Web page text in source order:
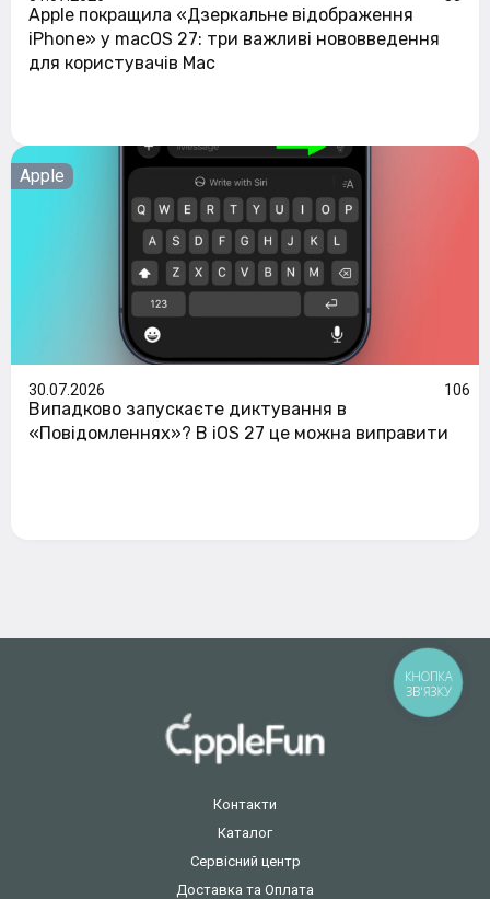
Apple покращила «Дзеркальне відображення
iPhone» у macOS 27: три важливі нововведення
для користувачів Mac
Apple
30.07.2026 106
Випадково запускаєте диктування в
«Повідомленнях»? В iOS 27 це можна виправити
Контакти
Каталог
Сервісний центр
Доставка та Оплата
КНОПКА
ЗВ'ЯЗКУ